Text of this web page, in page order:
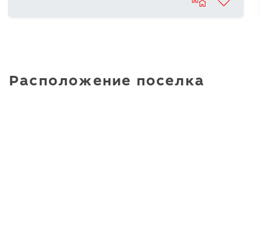
Расположение поселка